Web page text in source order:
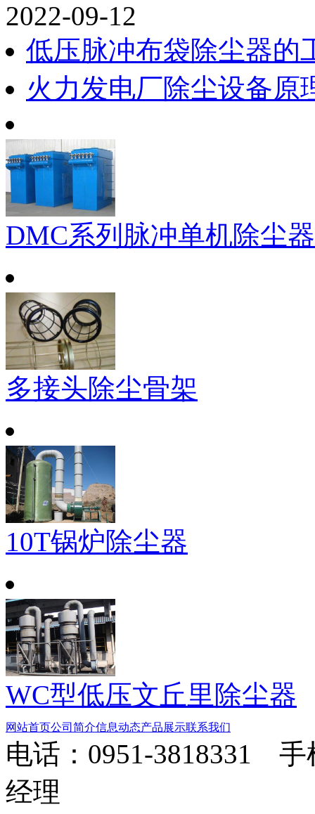
2022-09-12
低压脉冲布袋除尘器的
火力发电厂除尘设备原
DMC系列脉冲单机除尘器
多接头除尘骨架
10T锅炉除尘器
WC型低压文丘里除尘器
网站首页公司简介信息动态产品展示联系我们
电话：0951-3818331 手
经理